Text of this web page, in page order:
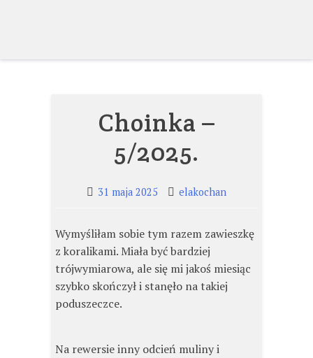
Choinka –
5/2025.
31 maja 2025 elakochan
Wymyśliłam sobie tym razem zawieszkę
z koralikami. Miała być bardziej
trójwymiarowa, ale się mi jakoś miesiąc
szybko skończył i stanęło na takiej
poduszeczce.
Na rewersie inny odcień muliny i